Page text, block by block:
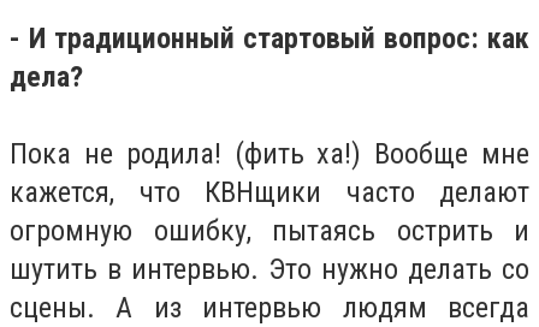
- И традиционный стартовый вопрос: как
дела?
Пока не родила! (фить ха!) Вообще мне
кажется, что КВНщики часто делают
огромную ошибку, пытаясь острить и
шутить в интервью. Это нужно делать со
сцены. А из интервью людям всегда